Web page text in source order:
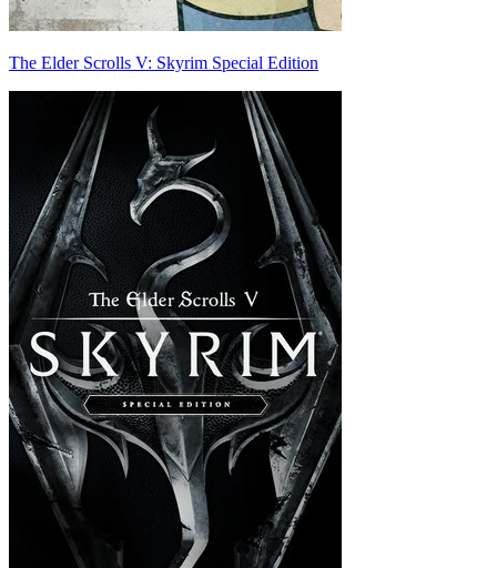
The Elder Scrolls V: Skyrim Special Edition